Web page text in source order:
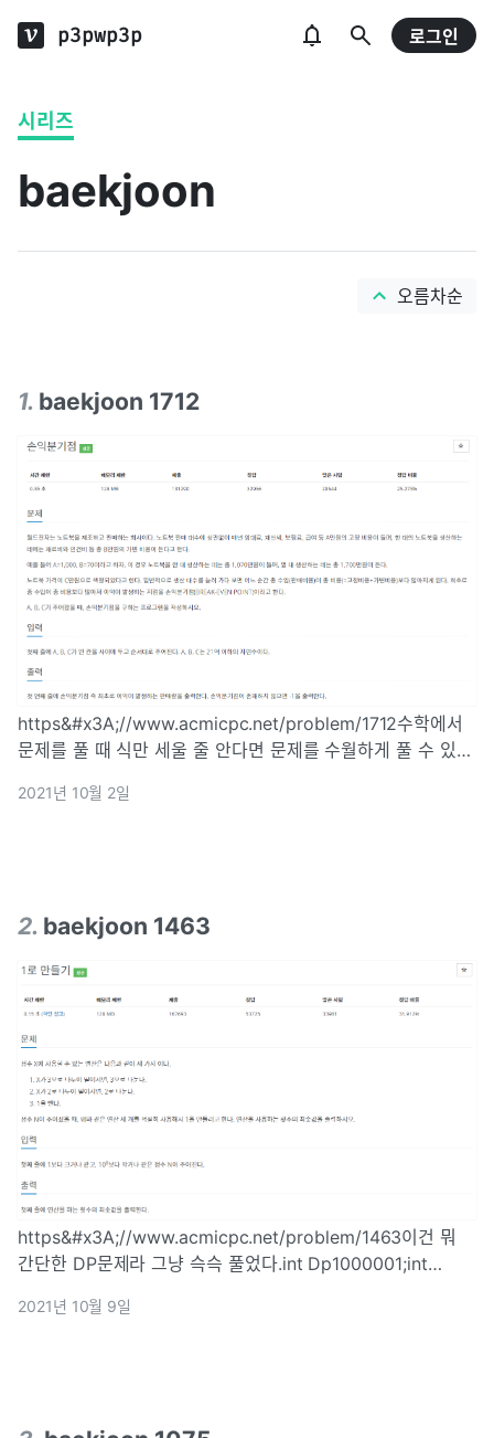
p3pwp3p 로그인
시리즈
baekjoon
오름차순
1. baekjoon 1712
https&#x3A;//www.acmicpc.net/problem/1712수학에서
문제를 풀 때 식만 세울 줄 안다면 문제를 수월하게 풀 수 있
는 문제들이 많다. 고정 비용(fixed), 가변 비용(var)
2021년 10월 2일
2. baekjoon 1463
https&#x3A;//www.acmicpc.net/problem/1463이건 뭐
간단한 DP문제라 그냥 슥슥 풀었다.int Dp1000001;int
2021년 10월 9일